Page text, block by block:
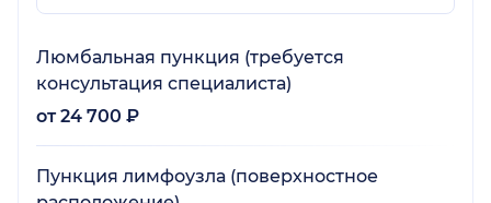
Люмбальная пункция (требуется
консультация специалиста)
от 24 700 ₽
Пункция лимфоузла (поверхностное